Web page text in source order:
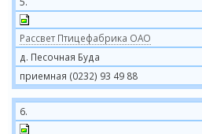
Рассвет Птицефабрика ОАО
д. Песочная Буда
приемная (0232) 93 49 88
6.